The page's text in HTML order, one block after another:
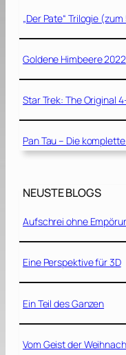
„Der Pate“ Trilogie
Goldene Himbeere 2022
Star Trek: The Original
Pan Tau – Die
NEUSTE BLOGS
Aufschrei ohne
Eine Perspektive für 3D
Ein Teil des Ganzen
Vom Geist der